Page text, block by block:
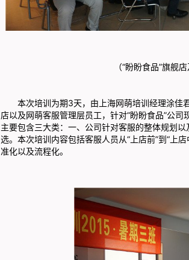
（“盼盼食品”旗舰
本次培训为期3天，由上海网萌培训经理涂佳君
店以及网萌客服管理层员工，针对“盼盼食品”公司
主要包含三大类：一、公司针对客服的整体规划
选。本次培训内容包括客服人员从“上店前”到“上
准化以及流程化。